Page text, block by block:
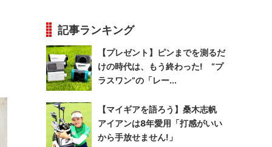
記事ランキング
【プレゼント】ピンまでを測るだ
けの時代は、もう終わった! “プ
ラスワン”の「レー...
【マイギアを語ろう】桑木志帆
アイアンは8年愛用「打感がいい
から手放せません!」